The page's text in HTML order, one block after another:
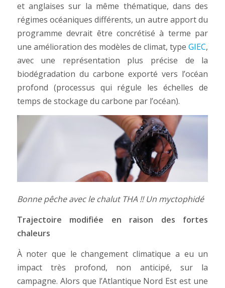
et anglaises sur la même thématique, dans des
régimes océaniques différents, un autre apport du
programme devrait être concrétisé à terme par
une amélioration des modèles de climat, typeGIEC,
avec une représentation plus précise de la
biodégradation du carbone exporté vers l’océan
profond (processus qui régule les échelles de
temps de stockage du carbone par l’océan).
Bonne pêche avec le chalut THA !! Un myctophidé
Trajectoire modifiée en raison des fortes
chaleurs
À noter que le changement climatique a eu un
impact très profond, non anticipé, sur la
campagne. Alors que l’Atlantique Nord Est est une